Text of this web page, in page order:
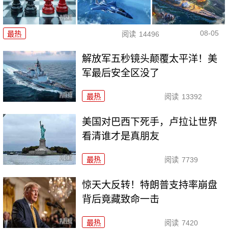
最热 阅读 14496 08-05
解放军五秒镜头颠覆太平洋！美
军最后安全区没了
最热 阅读 13392
美国对巴西下死手，卢拉让世界
看清谁才是真朋友
最热 阅读 7739
惊天大反转！特朗普支持率崩盘
背后竟藏致命一击
最热 阅读 7420